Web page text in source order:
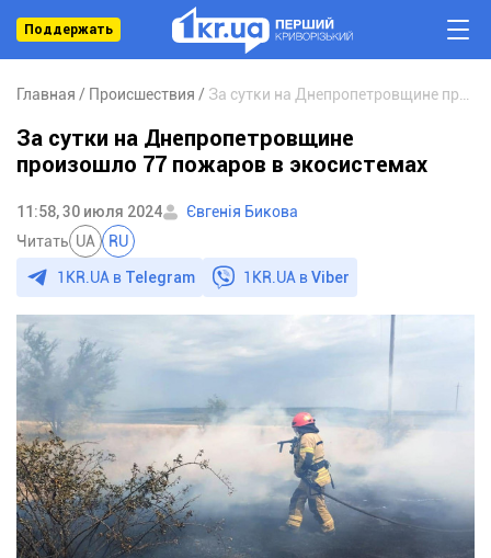
Поддержать
Главная Происшествия
За сутки на Днепропетровщине
произошло 77 пожаров в экосистемах
11:58, 30 июля 2024
Євгенія Бикова
Читать UA RU
1KR.UA в Telegram 1KR.UA вViber